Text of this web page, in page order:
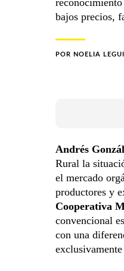
bajos precios,
POR NOELIA
Andrés
Rural la
el mercado
productores y
Cooperativa
convencional
con una